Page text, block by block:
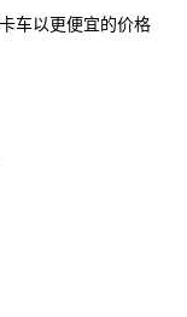
车以更便宜的价格